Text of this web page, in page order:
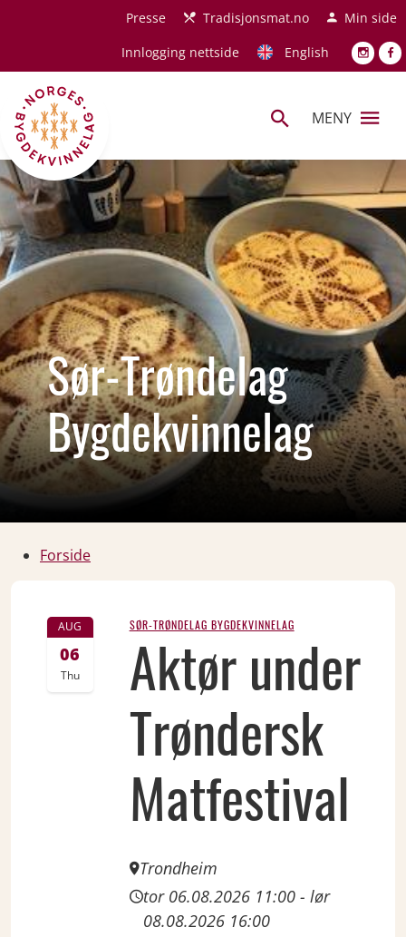
Hopp til hovedinnholdPresse Tradisjonsmat.no
Min side
Innlogging nettside
English
MENY
Sør-Trøndelag
Bygdekvinnelag
Forside
AUG
06
Thu
SØR-TRØNDELAG BYGDEKVINNELAG
Aktør under
Trøndersk
Matfestival
Trondheim
tor 06.08.2026 11:00- lør
08.08.2026 16:00